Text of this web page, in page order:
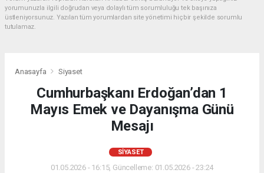
yorumunuzla ilgili doğrudan veya dolaylı tüm sorumluluğu tek başınıza
üstleniyorsunuz. Yazılan tüm yorumlardan site yönetimi hiçbir şekilde sorumlu
tutulamaz.
Anasayfa Siyaset
Cumhurbaşkanı Erdoğan’dan 1
Mayıs Emek ve Dayanışma Günü
Mesajı
SIYASET
01.05.2026 - 16:15, Güncelleme: 01.05.2026 - 23:24